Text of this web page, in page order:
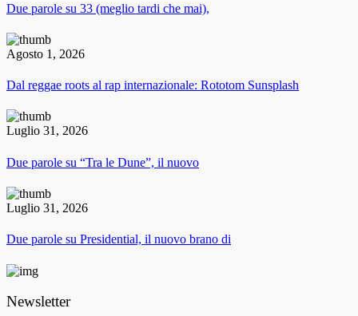
Due parole su 33 (meglio tardi che mai),
Agosto 1, 2026
Dal reggae roots al rap internazionale: Rototom Sunsplash
Luglio 31, 2026
Due parole su “Tra le Dune”, il nuovo
Luglio 31, 2026
Due parole su Presidential, il nuovo brano di
Newsletter